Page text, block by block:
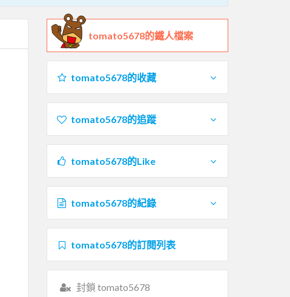
tomato5678的鐵人檔案
tomato5678的收藏
tomato5678的追蹤
tomato5678的Like
tomato5678的紀錄
tomato5678的訂閱列表
封鎖 tomato5678